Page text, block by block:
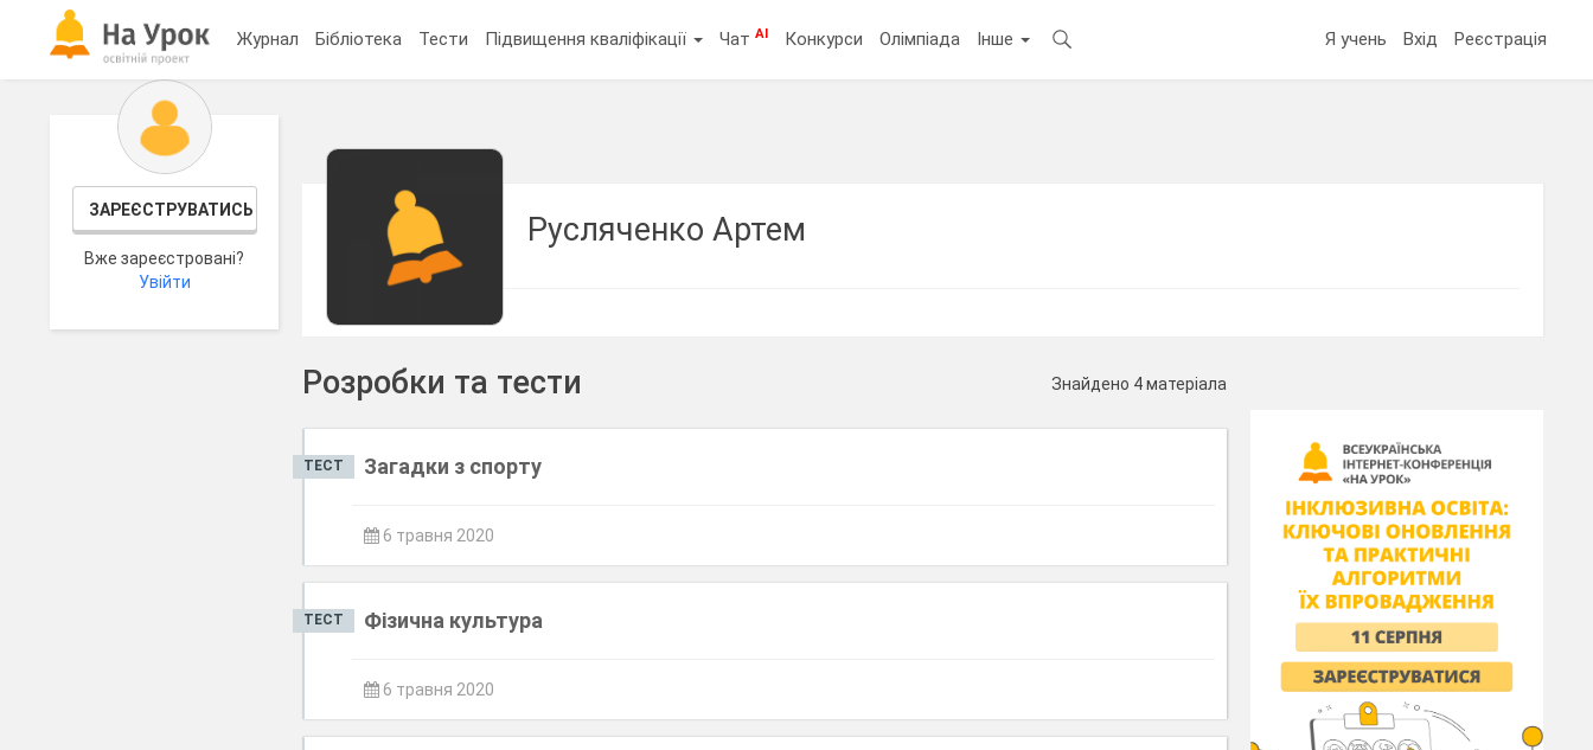
Журнал Бібліотека Тести Підвищення кваліфікації ЧатAI Конкурси Олімпіада Інше Я учень Вхід Реєстрація
ЗАРЕЄСТРУВАТИСЬ
Вже зареєстровані?
Увійти
Русляченко Артем
Розробки та тести Знайдено 4 матеріала
ТЕСТ Загадки з спорту
6 травня 2020
ТЕСТ Фізична культура
6 травня 2020